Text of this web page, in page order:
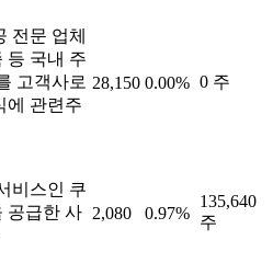
전문 업체
등 국내 주
고객사로
에 관련주
28,150 0.00% 0 주
비스인 쿠
공급한 사 2,080 0.97%
135,640
주